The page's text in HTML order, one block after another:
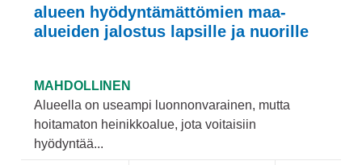
alueen hyödyntämättömien maa-
alueiden jalostus lapsille ja nuorille
MAHDOLLINEN
Alueella on useampi luonnonvarainen, mutta
hoitamaton heinikkoalue, jota voitaisiin
hyödyntää...